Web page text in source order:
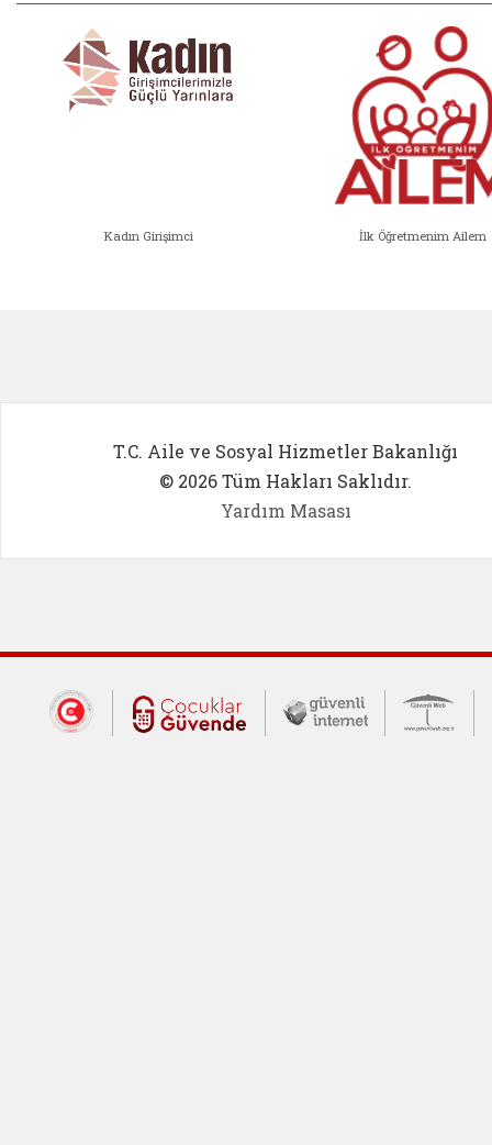
Kadın Girişimci İlk Öğretmenim Ailem
T.C. Aile ve Sosyal Hizmetler Bakanlığı
© 2026 Tüm Hakları Saklıdır.
Yardım Masası
Dış Bağlantılar
Cumhurbaşkanlığı İletişim Merkezi
Çocuklar Güvende (yeni
Güvenli